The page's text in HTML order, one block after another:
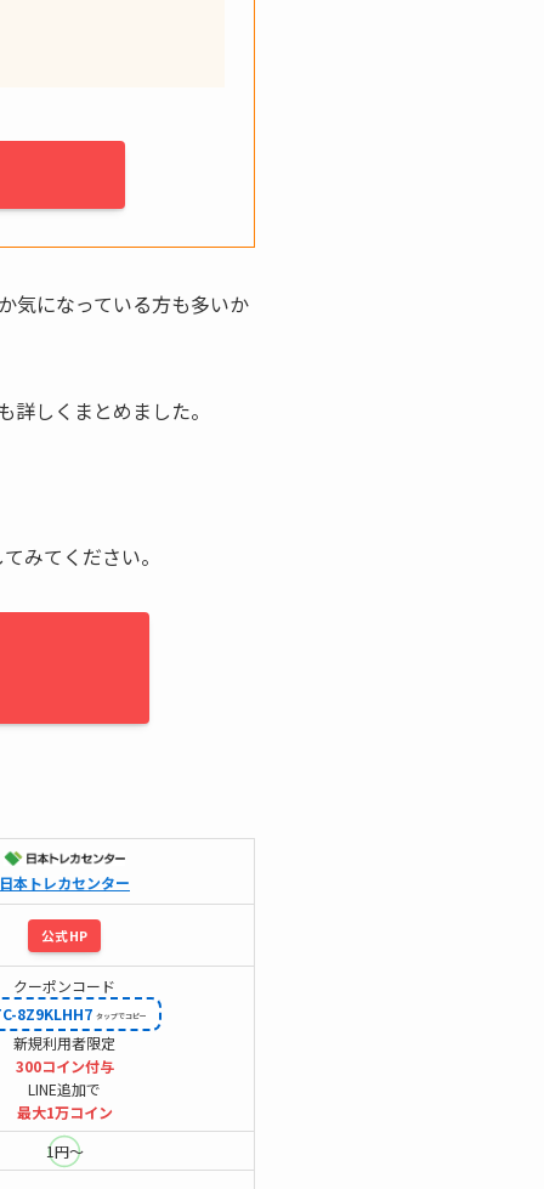
気になっている方も多いか
しくまとめました。
みてください。
日本トレカセンター
公式HP
クーポンコード
8Z9KLHH7
新規利用者限定
300コイン付与
LINE追加で
最大1万コイン
1円～